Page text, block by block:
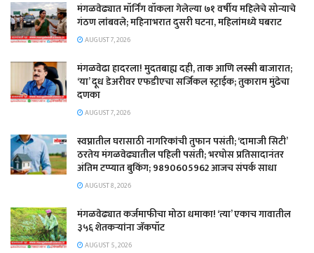
मंगळवेढ्यात मॉर्निंग वॉकला गेलेल्या ७१ वर्षीय महिलेचे सोन्याचे
गंठण लांबवले; महिनाभरात दुसरी घटना, महिलांमध्ये घबराट
AUGUST 7, 2026
​मंगळवेढा हादरला! मुदतबाह्य दही, ताक आणि लस्सी बाजारात;
‘या’ दूध डेअरीवर एफडीएचा सर्जिकल स्ट्राईक; ​तुकाराम मुंढेचा
दणका
AUGUST 7, 2026
स्वप्नातील घरासाठी नागरिकांची तुफान पसंती; ‘दामाजी सिटी’
ठरतेय मंगळवेढ्यातील पहिली पसंती; भरघोस प्रतिसादानंतर
अंतिम टप्प्यात बुकिंग; 9890605962 आजच संपर्क साधा
AUGUST 8, 2026
मंगळवेढ्यात कर्जमाफीचा मोठा धमाका! ‘त्या’ एकाच गावातील
३५६ शेतकऱ्यांना जॅकपॉट
AUGUST 5, 2026